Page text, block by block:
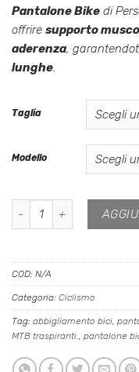
Pantalone Bike di
offrire supporto
aderenza,
lunghe.
Taglia
Modello
Pantalone Bike NEW
COD: N/A
Categoria: Ciclismo
Tag: abbigliamento bici,
MTB traspiranti., pantalone